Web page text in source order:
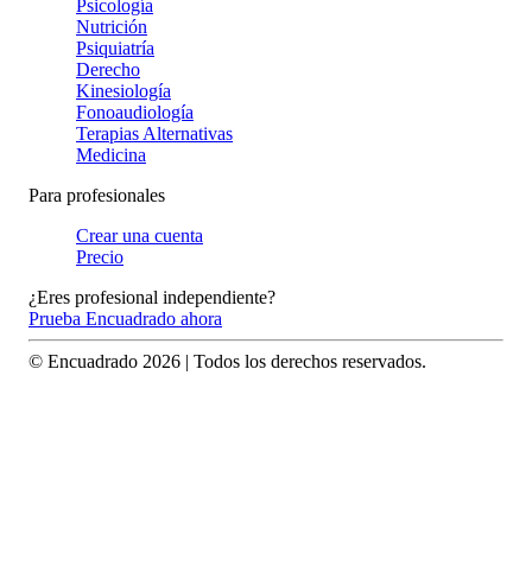
Psicología
Nutrición
Psiquiatría
Derecho
Kinesiología
Fonoaudiología
Terapias Alternativas
Medicina
Para profesionales
Crear una cuenta
Precio
¿Eres profesional independiente?
Prueba Encuadrado ahora
© Encuadrado 2026 | Todos los derechos reservados.